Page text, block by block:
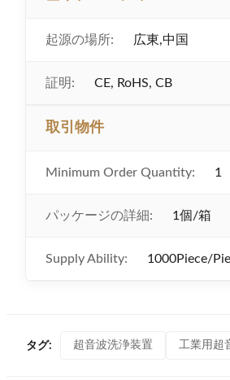
起源の場所: 広東,中国
証明: CE, RoHS, CB
取引物件
Minimum Order Quantity: 1
パッケージの詳細: 1個/箱
Supply Ability: 1000Piece/
タグ: 超音波洗浄装置 工業用超